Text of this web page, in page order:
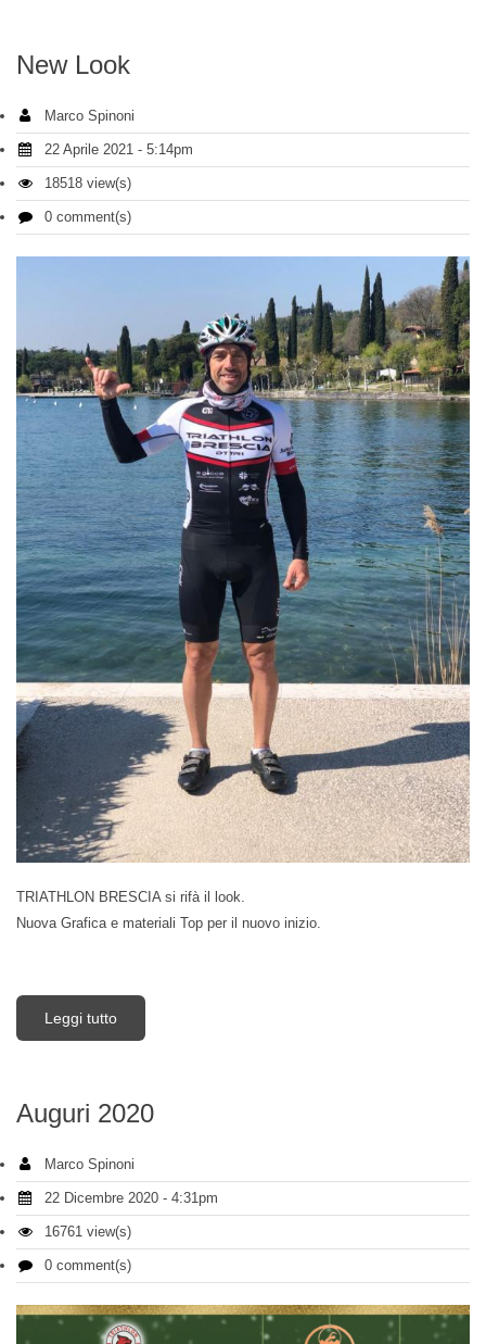
New Look
Marco Spinoni
22 Aprile 2021 - 5:14pm
18518 view(s)
0 comment(s)
TRIATHLON BRESCIA si rifà il look.
Nuova Grafica e materiali Top per il nuovo inizio.
Leggi tutto
Auguri 2020
Marco Spinoni
22 Dicembre 2020 - 4:31pm
16761 view(s)
0 comment(s)